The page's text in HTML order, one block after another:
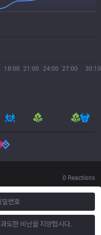
18:00 21:00 24:00 27:00 30:10
0 Reactions